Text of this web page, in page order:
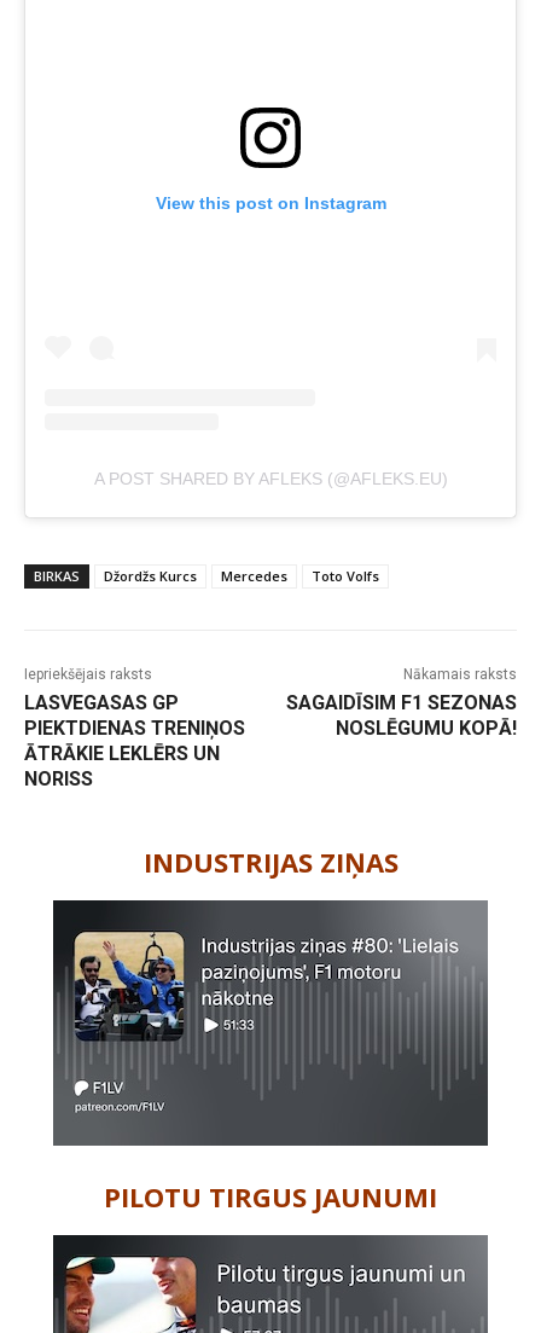
View this post on Instagram
A POST SHARED BY AFLEKS (@AFLEKS.EU)
BIRKAS Džordžs Kurcs Mercedes Toto Volfs
Iepriekšējais raksts
LASVEGASAS GP
PIEKTDIENAS TRENIŅOS
ĀTRĀKIE LEKLĒRS UN
NORISS
Nākamais raksts
SAGAIDĪSIM F1 SEZONAS
NOSLĒGUMU KOPĀ!
INDUSTRIJAS ZIŅAS
PILOTU TIRGUS JAUNUMI